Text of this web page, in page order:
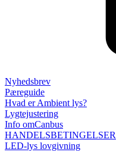
Nyhedsbrev
Pæreguide
Hvad er Ambient lys?
Lygtejustering
Info omCanbus
HANDELSBETINGELSER
LED-lys lovgivning